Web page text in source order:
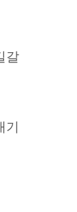
갈
기